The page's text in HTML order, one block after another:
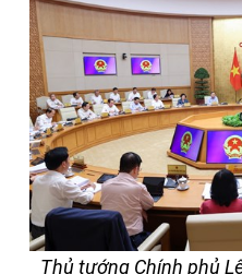
Thủ tướng Chính phủ